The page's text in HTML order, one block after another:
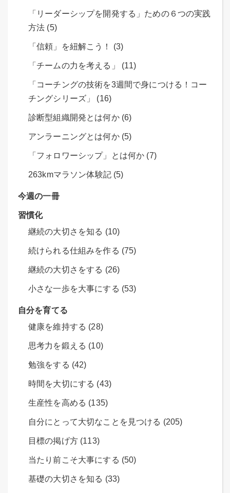
「リーダーシップを開発する」ための６つの実践
方法 (5)
「信頼」を紐解こう！ (3)
「チームの力を考える」 (11)
「コーチングの技術を3週間で身につける！コー
チングシリーズ」 (16)
診断型組織開発とは何か (6)
アンラーニングとは何か (5)
「フォロワーシップ」とは何か (7)
263kmマラソン体験記 (5)
今週の一冊
習慣化
継続の大切さを知る (10)
続けられる仕組みを作る (75)
継続の大切さをする (26)
小さな一歩を大事にする (53)
自分を育てる
健康を維持する (28)
思考力を鍛える (10)
勉強をする (42)
時間を大切にする (43)
生産性を高める (135)
自分にとって大切なことを見つける (205)
目標の掲げ方 (113)
当たり前こそ大事にする (50)
基礎の大切さを知る (33)